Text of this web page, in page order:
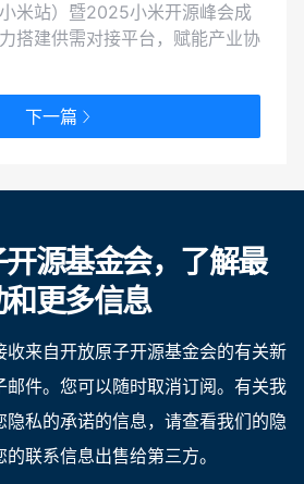
米站）暨2025小米开源峰会成
搭建供需对接平台，赋能产业协
下一篇
源基金会，了解最
更多信息
收来自开放原子开源基金会的有关新
邮件。您可以随时取消订阅。有关我
私的承诺的信息，请查看我们的隐
联系信息出售给第三方。